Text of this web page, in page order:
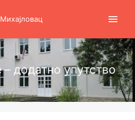
додатно упутство